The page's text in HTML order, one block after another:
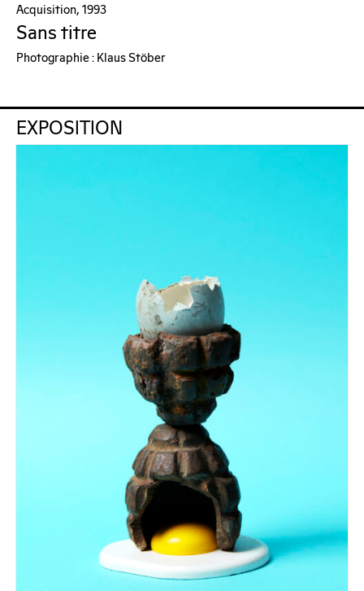
Acquisition, 1993
Sans titre
Photographie : Klaus Stöber
EXPOSITION